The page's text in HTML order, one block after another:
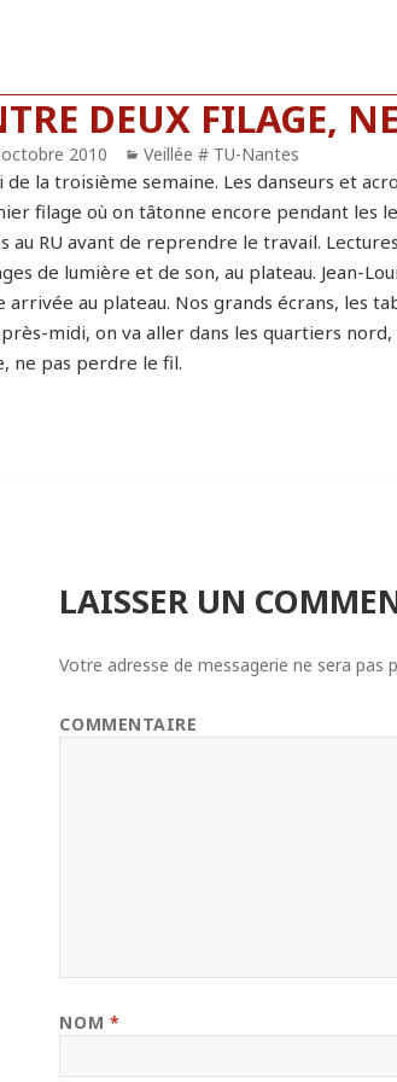
DEUX FILAGE,
2010 Catégories
Veillée # TU-Nantes
de la troisième semaine. Les danseurs et
filage où on tâtonne encore pendant les
au RU avant de reprendre le travail.
de lumière et de son, au plateau. Jean-
arrivée au plateau. Nos grands écrans, les
midi, on va aller dans les quartiers
ne pas perdre le fil.
LAISSER UN
Votre adresse de messagerie ne sera pas
COMMENTAIRE
NOM *